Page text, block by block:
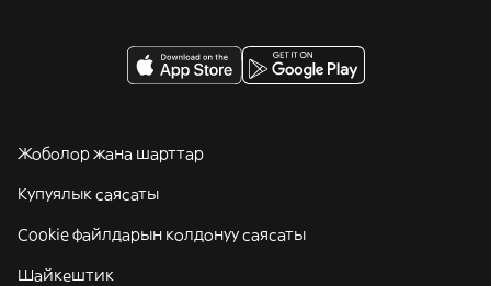
Жоболор жана шарттар
Купуялык саясаты
Cookie файлдарын колдонуу саясаты
Шайкештик